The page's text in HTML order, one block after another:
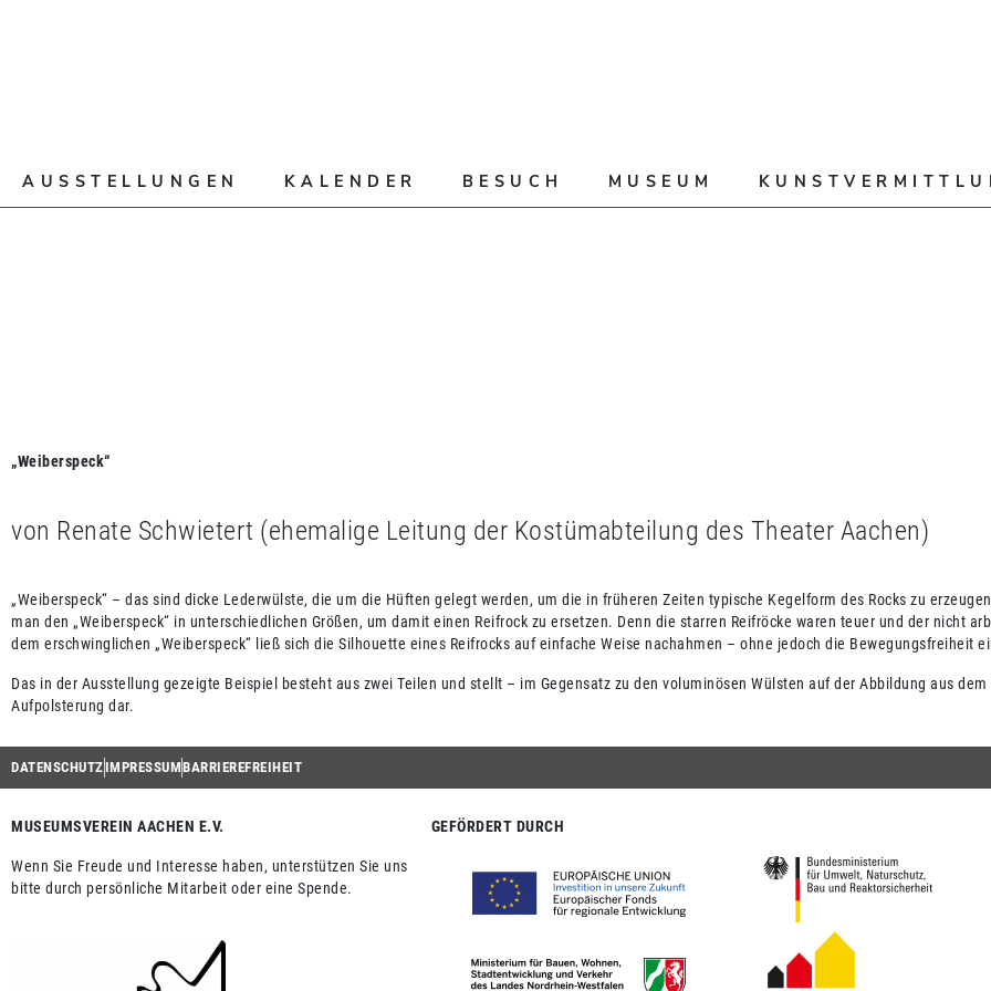
AUSSTELLUNGEN KALENDER BESUCH MUSEUM
„Weiberspeck“
von Renate Schwietert (ehemalige Leitung der Kostümabteilung des Theater Aachen)
„Weiberspeck“ – das sind dicke Lederwülste, die um die Hüften gelegt werden, um die in früheren Zeiten typische Kegelform des Rocks zu
man den „Weiberspeck“ in unterschiedlichen Größen, um damit einen Reifrock zu ersetzen. Denn die starren Reifröcke waren teuer und der nicht
dem erschwinglichen „Weiberspeck“ ließ sich die Silhouette eines Reifrocks auf einfache Weise nachahmen – ohne jedoch die Bewegungsfreiheit
Das in der Ausstellung gezeigte Beispiel besteht aus zwei Teilen und stellt – im Gegensatz zu den voluminösen Wülsten auf der Abbildung aus
Aufpolsterung dar.
DATENSCHUTZIMPRESSUMBARRIEREFREIHEIT
MUSEUMSVEREIN AACHEN E.V.
Wenn Sie Freude und Interesse haben, unterstützen Sie uns
bitte durch persönliche Mitarbeit oder eine Spende.
GEFÖRDERT DURCH